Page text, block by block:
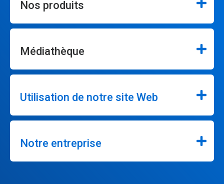
Nos produits
Médiathèque
Utilisation de notre site Web
Notre entreprise